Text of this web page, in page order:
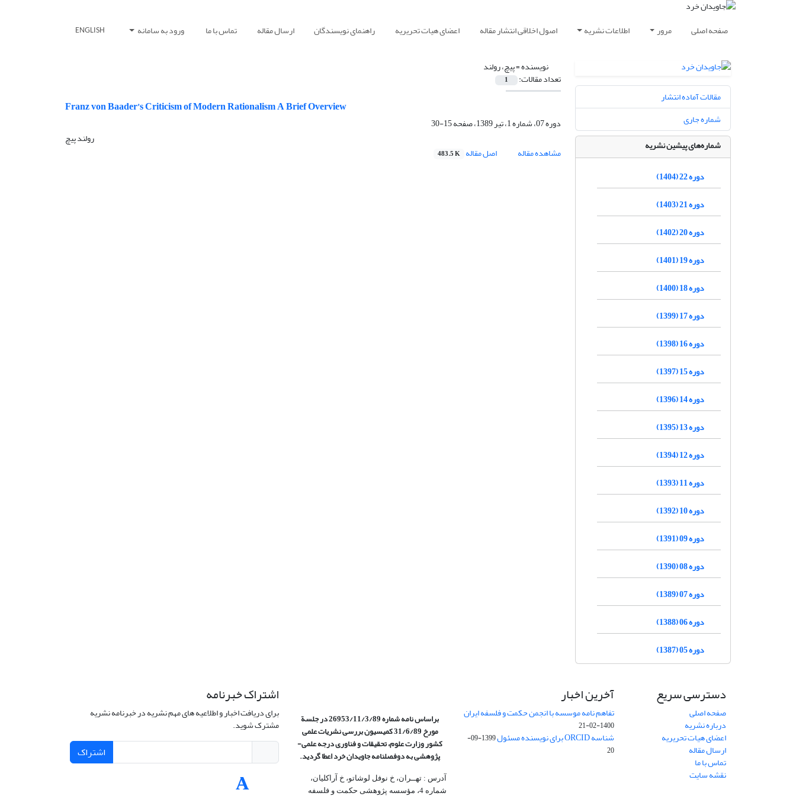
صفحه اصلی مرور اطلاعات نشریه اصول اخلاقی انتشار مقاله اعضای هیات تحریریه راهنمای نویسندگان ارسال مقاله تماس با ما ورود به سامانه ENGLISH
نویسنده =پیچ، رولند
تعداد مقالات: 1
Franz von Baader’s Criticism of Modern Rationalism A Brief Overview
دوره 07، شماره 1، تیر 1389، صفحه
15-30
رولند پیچ
مشاهده مقاله
اصل مقاله 483.5 K
مقالات آماده انتشار
شماره جاری
شماره‌های پیشین نشریه
دوره 22 (1404)
دوره 21 (1403)
دوره 20 (1402)
دوره 19 (1401)
دوره 18 (1400)
دوره 17 (1399)
دوره 16 (1398)
دوره 15 (1397)
دوره 14 (1396)
دوره 13 (1395)
دوره 12 (1394)
دوره 11 (1393)
دوره 10 (1392)
دوره 09 (1391)
دوره 08 (1390)
دوره 07 (1389)
دوره 06 (1388)
دوره 05 (1387)
دسترسی سریع
صفحه اصلی
درباره نشریه
اعضای هیات تحریریه
ارسال مقاله
تماس با ما
نقشه سایت
آخرین اخبار
تفاهم نامه موسسه با انجمن حکمت و فلسفه ایران
1400-02-21
شناسه ORCID برای نویسنده مسئول
1399-09-
20
براساس نامه شماره 26953/11/3/89 در جلسة
مورخ 31/6/89 کمیسیون
بررسی نشریات علمی
کشور وزارت علوم، تحقیقات و فناوری درجه علمی‌-
پژوهشیبه دوفصلنامه جاویدان خرد اعطا گردید.
آدرس : تهــران، خ نوفل لوشاتو، خ آراکلیان،
شماره 4،‌ مؤسسه پژوهشی حکمت و فلسفه
اشتراک خبرنامه
برای دریافت اخبار و اطلاعیه های مهم نشریه در خبرنامه نشریه
مشترک شوید.
اشتراک